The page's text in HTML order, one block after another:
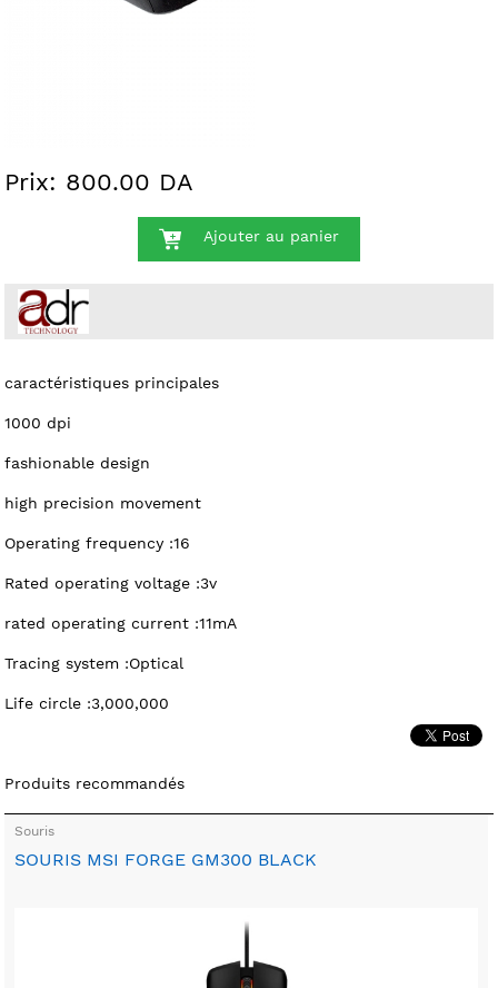
Prix: 800.00 DA
Ajouter au panier
caractéristiques principales
1000 dpi
fashionable design
high precision movement
Operating frequency :16
Rated operating voltage :3v
rated operating current :11mA
Tracing system :Optical
Life circle :3,000,000
Produits recommandés
Souris
SOURIS MSI FORGE GM300 BLACK